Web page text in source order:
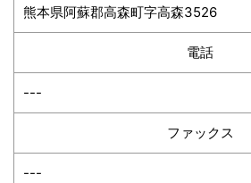
熊本県阿蘇郡高森町字高森3526
電話
---
ファックス
---